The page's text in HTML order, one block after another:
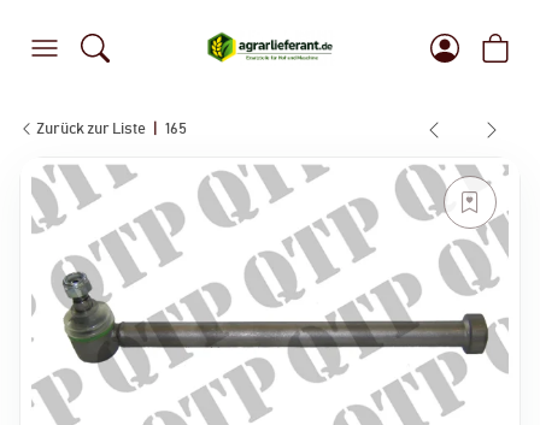
Zurück zur Liste 165